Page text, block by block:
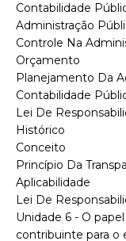
Contabilidade
Administração
Controle Na
Orçamento
Planejamento Da
Contabilidade
Lei De
Histórico
Conceito
Princípio Da
Aplicabilidade
Lei De
Unidade 6 - O
contribuinte para o